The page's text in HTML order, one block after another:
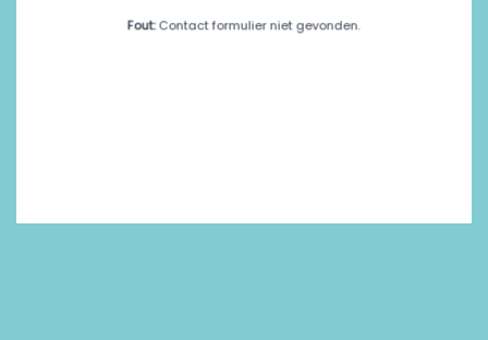
Fout:Contact formulier niet gevonden.